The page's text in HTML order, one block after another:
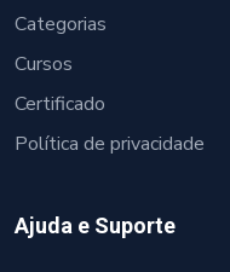
Categorias
Cursos
Certificado
Política de privacidade
Ajuda e Suporte